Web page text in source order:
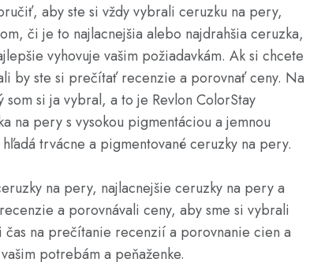
aby ste si vždy vybrali ceruzku na pery,
či je to najlacnejšia alebo najdrahšia ceruzka,
vyhovuje vašim požiadavkám. Ak si chcete
by ste si prečítať recenzie a porovnať ceny. Na
si ja vybral, a to je Revlon ColorStay
na pery s vysokou pigmentáciou a jemnou
trvácne a pigmentované ceruzky na pery.
na pery, najlacnejšie ceruzky na pery a
a porovnávali ceny, aby sme si vybrali
na prečítanie recenzií a porovnanie cien a
potrebám a peňaženke.